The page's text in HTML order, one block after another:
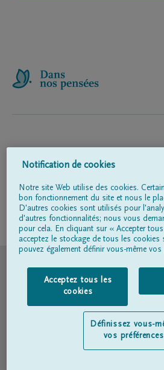
Entrepreneur
Suivez-nous sur
Conditions
Déclaration relative à la
Déclaration
Notification de cookies
Notre site Web utilise des cookies.
bon fonctionnement du site et nous le
D'autres cookies sont utilisés pour
d'autres fonctionnalités; nous vous
pour cela. En cliquant sur « Accepter
acceptez le stockage de tous les cookies
pouvez également définir vous-même vos
Acceptez tous les
cookies
Définissez vous-
vos préférences